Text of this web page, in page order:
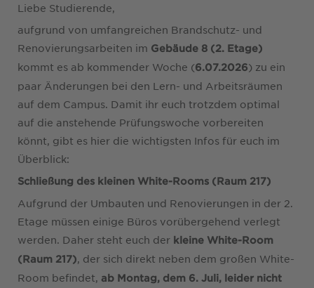
Liebe Studierende,
aufgrund von umfangreichen Brandschutz- und
Renovierungsarbeiten im Gebäude 8 (2. Etage)
kommt es ab kommender Woche (6.07.2026) zu ein
paar Änderungen bei den Lern- und Arbeitsräumen
auf dem Campus. Damit ihr euch trotzdem optimal
auf die anstehende Prüfungswoche vorbereiten
könnt, gibt es hier die wichtigsten Infos für euch im
Überblick:
Schließung des kleinen White-Rooms (Raum 217)
Aufgrund der Umbauten und Renovierungen in der 2.
Etage müssen einige Büros vorübergehend verlegt
werden. Daher steht euch der kleine White-Room
(Raum 217), der sich direkt neben dem großen White-
Room befindet, ab Montag, dem 6. Juli, leider nicht